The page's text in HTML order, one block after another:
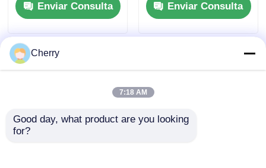
industriales de la
serie 6063 y 3060,
adecuados para
marcos de equipos de
mesa de trabajo
Enviar Consulta
ranura en T, marco
industrial estándar,
riel de aluminio, tira
Enviar Consulta
Cherry
7:18 AM
Good day, what product are you looking
for?